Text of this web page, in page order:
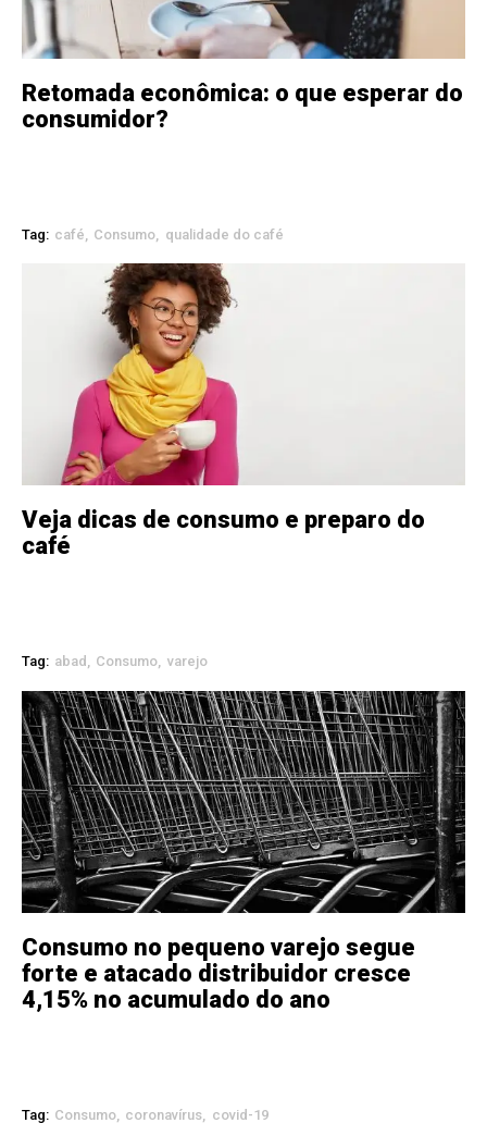
Retomada econômica: o que esperar do
consumidor?
Tag: café Consumo qualidade do café
Veja dicas de consumo e preparo do
café
Tag: abad Consumo varejo
Consumo no pequeno varejo segue
forte e atacado distribuidor cresce
4,15% no acumulado do ano
Tag: Consumo coronavírus covid-19